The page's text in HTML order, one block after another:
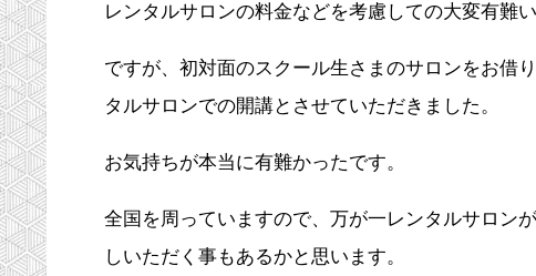
レンタルサロンの料金などを考慮しての大変有難
ですが、初対面のスクール生さまのサロンをお借
タルサロンでの開講とさせていただきました。
お気持ちが本当に有難かったです。
全国を周っていますので、万が一レンタルサロン
しいただく事もあるかと思います。